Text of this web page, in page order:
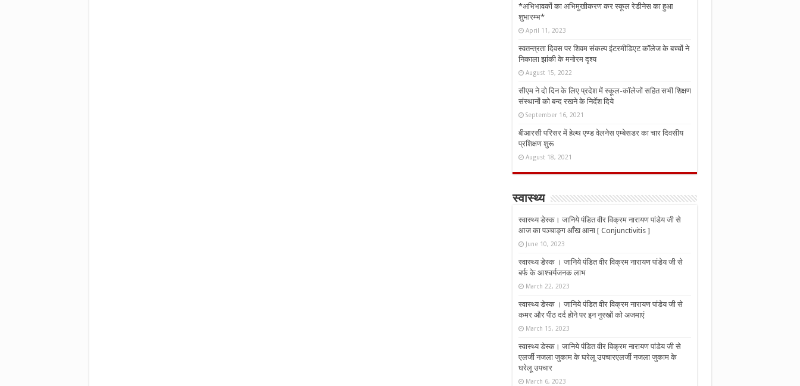
*अभिभावकों का अभिमुखीकरण कर स्कूल रेडीनेस का हुआ
शुभारम्भ*
April 11, 2023
स्वतन्त्रता दिवस पर शिवम संकल्प इंटरमीडिएट कॉलेज के बच्चों ने
निकाला झांकी के मनोरम दृश्य
August 15, 2022
सीएम ने दो दिन के लिए प्रदेश में स्कूल-कॉलेजों सहित सभी शिक्षण
संस्थानों को बन्द रखने के निर्देश दिये
September 16, 2021
बीआरसी परिसर में हेल्थ एण्ड वेलनेस एम्बेसडर का चार दिवसीय
प्रशिक्षण शुरू
August 18, 2021
स्वास्थ्य
स्वास्थ्य डेस्क। जानिये पंडित वीर विक्रम नारायण पांडेय जी से
आज का पञ्चाङ्ग आँख आना [ Conjunctivitis ]
June 10, 2023
स्वास्थ्य डेस्क । जानिये पंडित वीर विक्रम नारायण पांडेय जी से
बर्फ के आश्चर्यजनक लाभ
March 22, 2023
स्वास्थ्य डेस्क । जानिये पंडित वीर विक्रम नारायण पांडेय जी से
कमर और पीठ दर्द होने पर इन नुस्‍खों को अजमाएं
March 15, 2023
स्वास्थ्य डेस्क। जानिये पंडित वीर विक्रम नारायण पांडेय जी से
एलर्जी नजला जुकाम के घरेलू उपचारएलर्जी नजला जुकाम के
घरेलू उपचार
March 6, 2023